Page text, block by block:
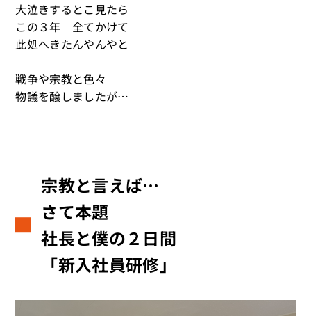
大泣きするとこ見たら
この３年 全てかけて
此処へきたんやんやと
戦争や宗教と色々
物議を醸しましたが…
宗教と言えば…
さて本題
社長と僕の２日間
「新入社員研修」